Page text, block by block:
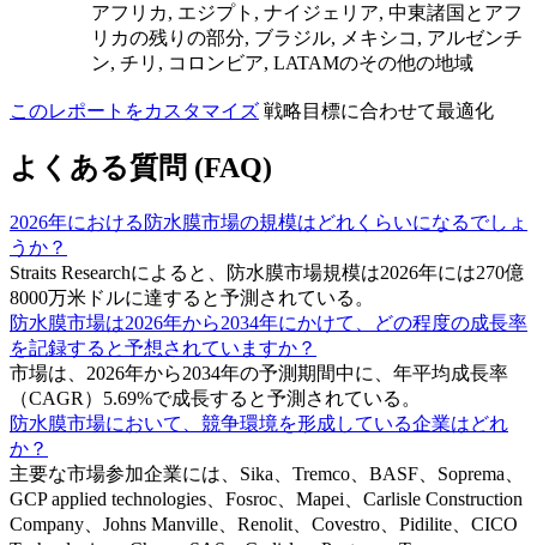
アフリカ, エジプト, ナイジェリア, 中東諸国とアフ
リカの残りの部分, ブラジル, メキシコ, アルゼンチ
ン, チリ, コロンビア, LATAMのその他の地域
このレポートをカスタマイズ 戦略目標に合わせて最適化
よくある質問 (FAQ)
2026年における防水膜市場の規模はどれくらいになるでしょ
うか？
Straits Researchによると、防水膜市場規模は2026年には270億
8000万米ドルに達すると予測されている。
防水膜市場は2026年から2034年にかけて、どの程度の成長率
を記録すると予想されていますか？
市場は、2026年から2034年の予測期間中に、年平均成長率
（CAGR）5.69%で成長すると予測されている。
防水膜市場において、競争環境を形成している企業はどれ
か？
主要な市場参加企業には、Sika、Tremco、BASF、Soprema、
GCP applied technologies、Fosroc、Mapei、Carlisle Construction
Company、Johns Manville、Renolit、Covestro、Pidilite、CICO